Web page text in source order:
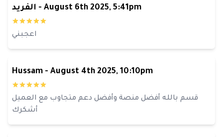
الفريد - August 6th 2025, 5:41pm
اعجبني
Hussam - August 4th 2025, 10:10pm
قسم بالله أفضل منصة وأفضل دعم متجاوب مع العميل
أشكرك